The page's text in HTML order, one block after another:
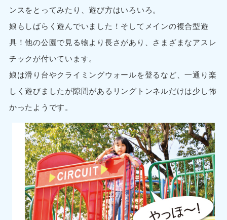
ンスをとってみたり、遊び方はいろいろ。
娘もしばらく遊んでいました！そしてメインの複合型遊
具！他の公園で見る物より長さがあり、さまざまなアスレ
チックが付いています。
娘は滑り台やクライミングウォールを登るなど、一通り楽
しく遊びましたが隙間があるリングトンネルだけは少し怖
かったようです。